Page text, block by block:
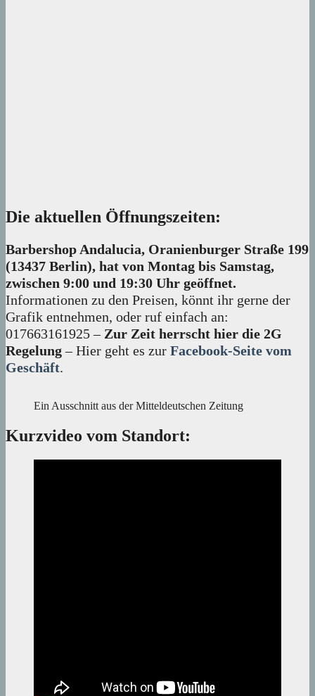
Die aktuellen Öffnungszeiten:
Barbershop Andalucia, Oranienburger Straße 199
(13437 Berlin), hat von Montag bis Samstag,
zwischen 9:00 und 19:30 Uhr geöffnet.
Informationen zu den Preisen, könnt ihr gerne der
Grafik entnehmen, oder ruf einfach an:
017663161925 –Zur Zeit herrscht hier die 2G
Regelung– Hier geht es zur Facebook-Seite vom
Geschäft.
Ein Ausschnitt aus der Mitteldeutschen Zeitung
Kurzvideo vom Standort: